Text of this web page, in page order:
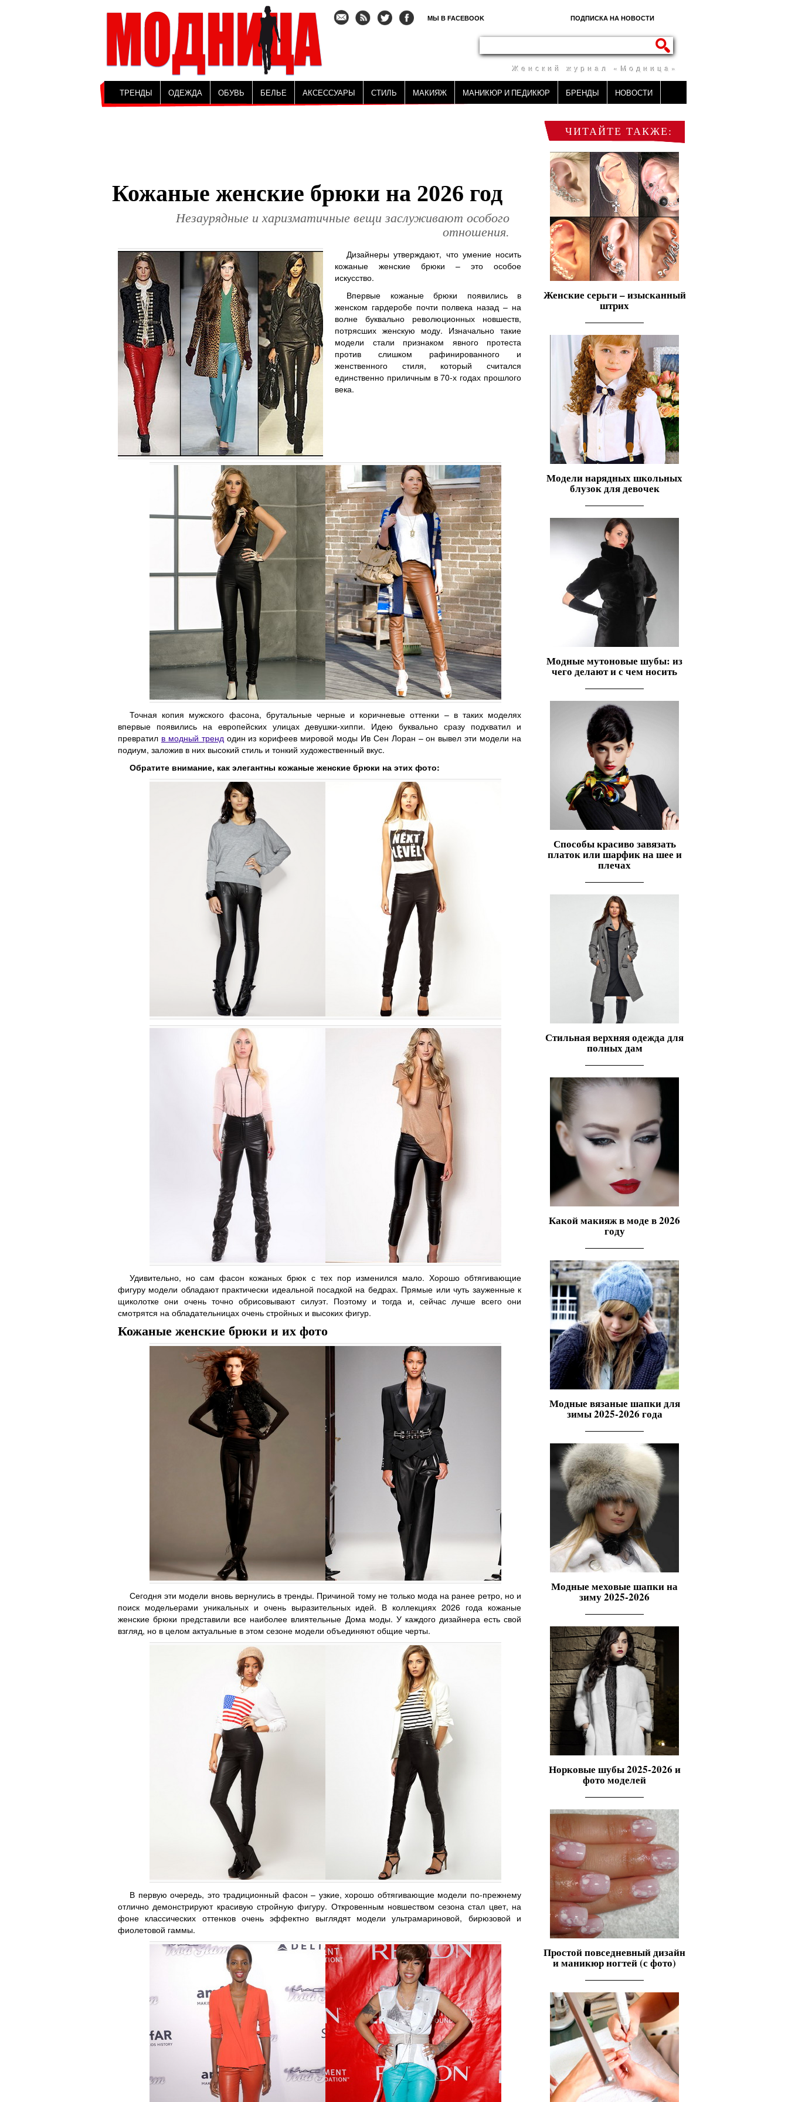
МЫ В FACEBOOK ПОДПИСКА НА НОВОСТИ
Женский журнал «Модница»
ТРЕНДЫ ОДЕЖДА ОБУВЬ БЕЛЬЕ АКСЕССУАРЫ СТИЛЬ МАКИЯЖ МАНИКЮР И ПЕДИКЮР БРЕНДЫ НОВОСТИ
Кожаные женские брюки на 2026 год
Незаурядные и харизматичные вещи заслуживают особого
отношения.
Дизайнеры утверждают, что умение носить
кожаные женские брюки – это особое
искусство.
Впервые кожаные брюки появились в
женском гардеробе почти полвека назад – на
волне буквально революционных новшеств,
потрясших женскую моду. Изначально такие
модели стали признаком явного протеста
против слишком рафинированного и
женственного стиля, который считался
единственно приличным в 70-х годах прошлого
века.
Точная копия мужского фасона, брутальные черные и коричневые оттенки – в таких моделях
впервые появились на европейских улицах девушки-хиппи. Идею буквально сразу подхватил и
превратил в модный трендодин из корифеев мировой моды Ив Сен Лоран – он вывел эти модели на
подиум, заложив в них высокий стиль и тонкий художественный вкус.
Обратите внимание, как элегантны кожаные женские брюки на этих фото:
Удивительно, но сам фасон кожаных брюк с тех пор изменился мало. Хорошо обтягивающие
фигуру модели обладают практически идеальной посадкой на бедрах. Прямые или чуть зауженные к
щиколотке они очень точно обрисовывают силуэт. Поэтому и тогда и, сейчас лучше всего они
смотрятся на обладательницах очень стройных и высоких фигур.
Кожаные женские брюки и их фото
Сегодня эти модели вновь вернулись в тренды. Причиной тому не только мода на ранее ретро, но и
поиск модельерами уникальных и очень выразительных идей. В коллекциях 2026 года кожаные
женские брюки представили все наиболее влиятельные Дома моды. У каждого дизайнера есть свой
взгляд, но в целом актуальные в этом сезоне модели объединяют общие черты.
В первую очередь, это традиционный фасон – узкие, хорошо обтягивающие модели по-прежнему
отлично демонстрируют красивую стройную фигуру. Откровенным новшеством сезона стал цвет, на
фоне классических оттенков очень эффектно выглядят модели ультрамариновой, бирюзовой и
фиолетовой гаммы.
ЧИТАЙТЕ ТАКЖЕ:
Женские серьги – изысканный
штрих
Модели нарядных школьных
блузок для девочек
Модные мутоновые шубы: из
чего делают и с чем носить
Способы красиво завязать
платок или шарфик на шее и
плечах
Стильная верхняя одежда для
полных дам
Какой макияж в моде в 2026
году
Модные вязаные шапки для
зимы 2025-2026 года
Модные меховые шапки на
зиму 2025-2026
Норковые шубы 2025-2026 и
фото моделей
Простой повседневный дизайн
и маникюр ногтей (с фото)